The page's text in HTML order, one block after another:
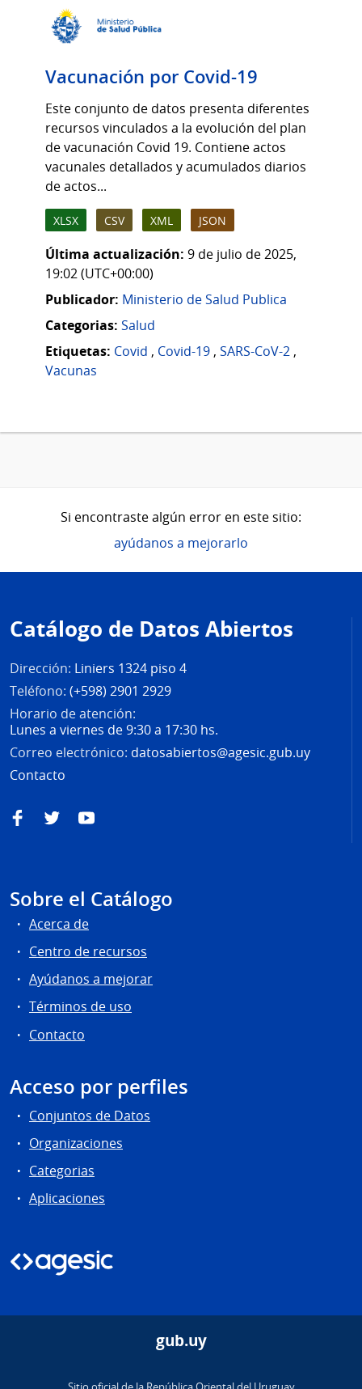
Vacunación por Covid-19
Este conjunto de datos presenta diferentes
recursos vinculados a la evolución del plan
de vacunación Covid 19. Contiene actos
vacunales detallados y acumulados diarios
de actos...
XLSX CSV XML JSON
Última actualización: 9 de julio de 2025,
19:02 (UTC+00:00)
Publicador: Ministerio de Salud Publica
Categorias: Salud
Etiquetas: Covid , Covid-19 , SARS-CoV-2 ,
Vacunas
Si encontraste algún error en este sitio:
ayúdanos a mejorarlo
de
página
Catálogo de Datos Abiertos
Dirección: Liniers 1324 piso 4
Teléfono: (+598) 2901 2929
Horario de atención:
Lunes a viernes de 9:30 a 17:30 hs.
Correo electrónico: datosabiertos@agesic.gub.uy
Contacto
FacebookTwitterYouTube
Sobre el Catálogo
Acerca de
Centro de recursos
Ayúdanos a mejorar
Términos de uso
Contacto
Acceso por perfiles
Conjuntos de Datos
Organizaciones
Categorias
Aplicaciones
gub.uy